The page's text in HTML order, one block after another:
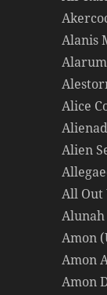
Alanis
Alice
Alien
All Out
Alunah
Amon
Amon
Amon